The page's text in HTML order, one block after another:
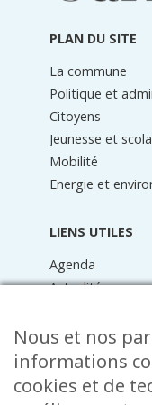
PLAN DU SITE
La commune
Politique et
Citoyens
Jeunesse et
Mobilité
Energie et
LIENS UTILES
Agenda
Actualités
Raider online
Formulaires
Faq
Contact
Nous et nos
informations
cookies et de